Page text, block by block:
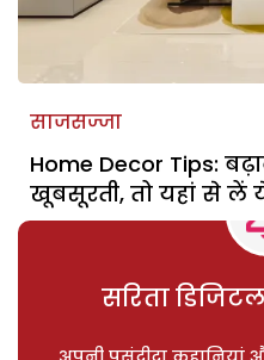
साजसज्जा
Home Decor Tips:
खूबसूरती, तो यहां से लें
सरिता